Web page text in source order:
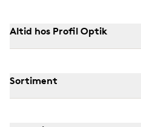
Altid hos Profil Optik
Sortiment